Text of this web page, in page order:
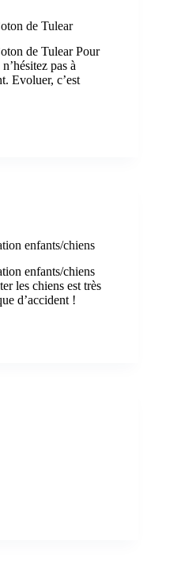
de Tulear​
de Tulear Pour
pas à
Evoluer, c’est
enfants/chiens
enfants/chiens
les chiens est très
d’accident !